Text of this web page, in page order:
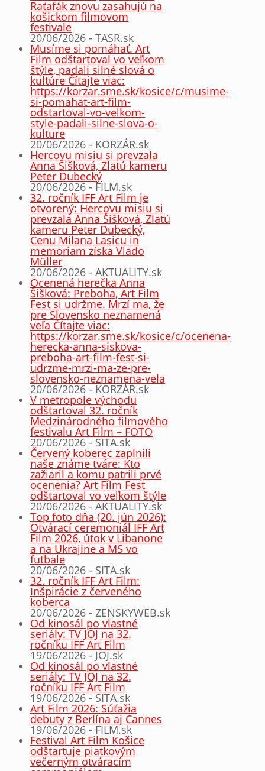
Raťafák znovu zasahujú na
košickom filmovom
festivale
20/06/2026 - TASR.sk
Musíme si pomáhať. Art
Film odštartoval vo veľkom
štýle, padali silné slová o
kultúre Čítajte viac:
https://korzar.sme.sk/kosice/c/musime-
si-pomahat-art-film-
odstartoval-vo-velkom-
style-padali-silne-slova-o-
kulture
20/06/2026 - KORZÁR.sk
Hercovu misiu si prevzala
Anna Šišková, Zlatú kameru
Peter Dubecký
20/06/2026 - FILM.sk
32. ročník IFF Art Film je
otvorený: Hercovu misiu si
prevzala Anna Šišková, Zlatú
kameru Peter Dubecký,
Cenu Milana Lasicu in
memoriam získa Vlado
Müller
20/06/2026 - AKTUALITY.sk
Ocenená herečka Anna
Šišková: Preboha, Art Film
Fest si udržme. Mrzí ma, že
pre Slovensko neznamená
veľa Čítajte viac:
https://korzar.sme.sk/kosice/c/ocenena-
herecka-anna-siskova-
preboha-art-film-fest-si-
udrzme-mrzi-ma-ze-pre-
slovensko-neznamena-vela
20/06/2026 - KORZÁR.sk
V metropole východu
odštartoval 32. ročník
Medzinárodného filmového
festivalu Art Film – FOTO
20/06/2026 - SITA.sk
Červený koberec zaplnili
naše známe tváre: Kto
zažiaril a komu patrili prvé
ocenenia? Art Film Fest
odštartoval vo veľkom štýle
20/06/2026 - AKTUALITY.sk
Top foto dňa (20. jún 2026):
Otvárací ceremoniál IFF Art
Film 2026, útok v Libanone
a na Ukrajine a MS vo
futbale
20/06/2026 - SITA.sk
32. ročník IFF Art Film:
Inšpirácie z červeného
koberca
20/06/2026 - ZENSKYWEB.sk
Od kinosál po vlastné
seriály: TV JOJ na 32.
ročníku IFF Art Film
19/06/2026 - JOJ.sk
Od kinosál po vlastné
seriály: TV JOJ na 32.
ročníku IFF Art Film
19/06/2026 - SITA.sk
Art Film 2026: Súťažia
debuty z Berlína aj Cannes
19/06/2026 - FILM.sk
Festival Art Film Košice
odštartuje piatkovým
večerným otváracím